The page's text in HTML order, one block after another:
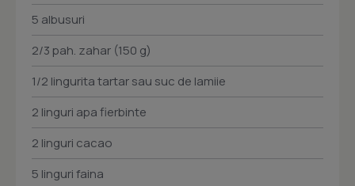
5 albusuri
2/3 pah. zahar (150 g)
1/2 lingurita tartar sau suc de lamiie
2 linguri apa fierbinte
2 linguri cacao
5 linguri faina